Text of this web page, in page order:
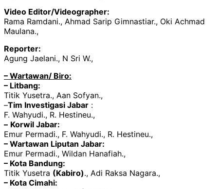
Video Editor/Videographer:
Rama Ramdani., Ahmad Sarip Gimnastiar., Oki Achmad
Maulana.,
Reporter:
Agung Jaelani., N Sri W.,
– Wartawan/ Biro:
– Litbang:
Titik Yusetra., Aan Sofyan.,
–Tim Investigasi Jabar :
F. Wahyudi., R. Hestineu.,
– Korwil Jabar:
Emur Permadi., F. Wahyudi., R. Hestineu.,
– Wartawan Liputan Jabar:
Emur Permadi., Wildan Hanafiah.,
– Kota Bandung:
Titik Yusetra (Kabiro)., Adi Raksa Nagara.,
– Kota Cimahi: